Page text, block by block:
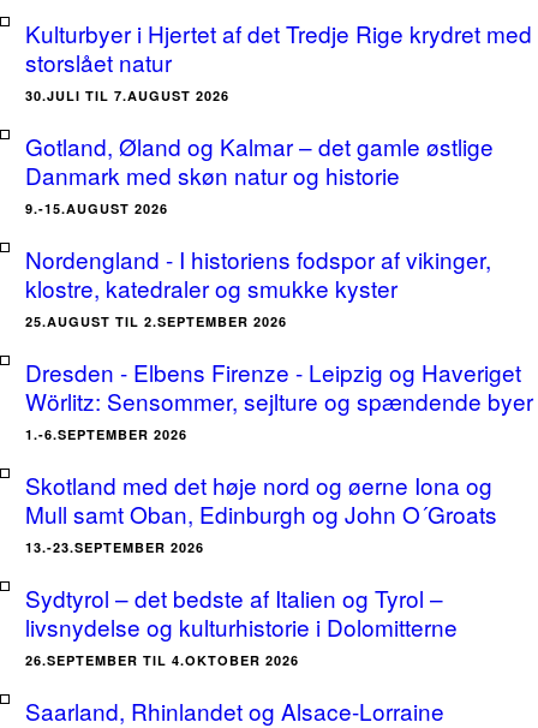
Kulturbyer i Hjertet af det Tredje Rige krydret med
storslået natur
30.JULI TIL 7.AUGUST 2026
Gotland, Øland og Kalmar – det gamle østlige
Danmark med skøn natur og historie
9.-15.AUGUST 2026
Nordengland - I historiens fodspor af vikinger,
klostre, katedraler og smukke kyster
25.AUGUST TIL 2.SEPTEMBER 2026
Dresden - Elbens Firenze - Leipzig og Haveriget
Wörlitz: Sensommer, sejlture og spændende byer
1.-6.SEPTEMBER 2026
Skotland med det høje nord og øerne Iona og
Mull samt Oban, Edinburgh og John O´Groats
13.-23.SEPTEMBER 2026
Sydtyrol – det bedste af Italien og Tyrol –
livsnydelse og kulturhistorie i Dolomitterne
26.SEPTEMBER TIL 4.OKTOBER 2026
Saarland, Rhinlandet og Alsace-Lorraine